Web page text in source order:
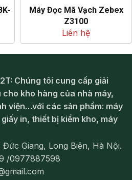
Máy Đọc Mã Vạch Zebex
Z3100
Liên hệ
2T: Chúng tôi cung cấp giải
cho kho hàng của nhà máy,
viện…với các sản phẩm: máy
in, thiết bị kiểm kho, máy
Giang, Long Biên, Hà Nội.
/0977887598